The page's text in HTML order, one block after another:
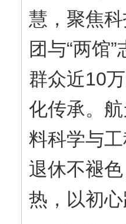
慧，聚焦
团与“两馆
群众近10
化传承。
料科学与
退休不褪
热，以初